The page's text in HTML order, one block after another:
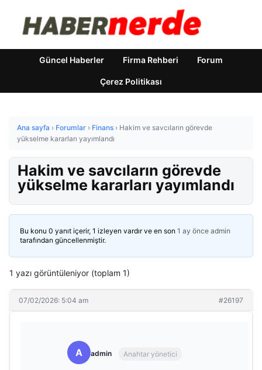
Güncel Haberler Firma Rehberi Forum
Çerez Politikası
Ana sayfa › Forumlar › Finans › Hakim ve savcıların görevde
yükselme kararları yayımlandı
Hakim ve savcıların görevde
yükselme kararları yayımlandı
Bu konu 0 yanıt içerir, 1 izleyen vardır ve en son 1 ay önce admin
tarafından güncellenmiştir.
1 yazı görüntüleniyor (toplam 1)
07/02/2026: 5:04 am #26197
A admin Anahtar yönetici